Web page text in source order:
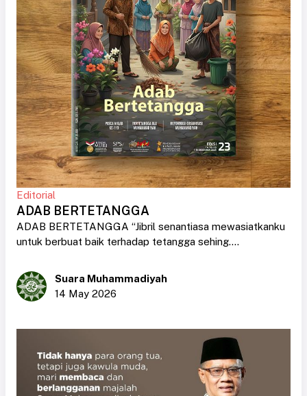
Editorial
ADAB BERTETANGGA
ADAB BERTETANGGA “Jibril senantiasa mewasiatkanku
untuk berbuat baik terhadap tetangga sehing....
Suara Muhammadiyah
14 May 2026